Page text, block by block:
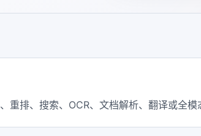
重排、搜索、OCR、文档解析、翻译或全模